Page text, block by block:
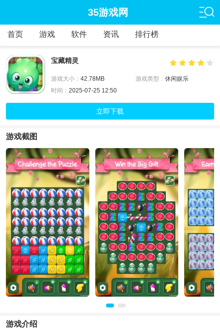
35游戏网
首页 游戏 软件 资讯 排行榜
宝藏精灵
游戏大小： 42.78MB 游戏类型： 休闲娱乐
时间： 2025-07-25 12:50
立即下载
游戏截图
游戏介绍